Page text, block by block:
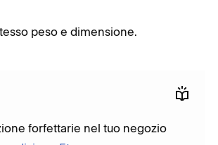
peso e dimensione.
forfettarie nel tuo negozio